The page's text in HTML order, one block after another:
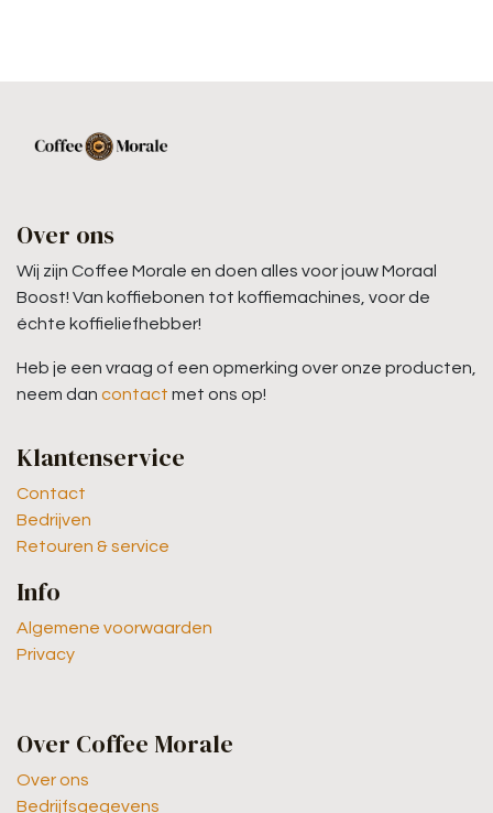
Over ons
Wij zijn Coffee Morale en doen alles voor jouw Moraal
Boost! Van koffiebonen tot koffiemachines, voor de
échte koffieliefhebber!
Heb je een vraag of een opmerking over onze producten,
neem dan contact met ons op!
Klantenservice
Contact
Bedrijven
Retouren & service
Info
Algemene voorwaarden
Privacy
Over Coffee Morale
Over ons
Bedrijfsgegevens